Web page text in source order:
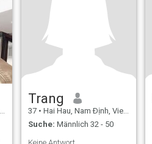
Trang
37 • Hai Hau, Nam Ðịnh, Vietnam
Suche: Männlich 32 - 50